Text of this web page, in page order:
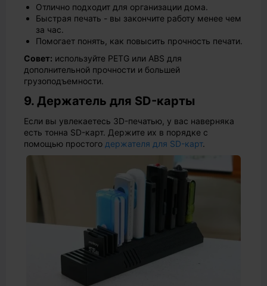
Отлично подходит для организации дома.
Быстрая печать - вы закончите работу менее чем
за час.
Помогает понять, как повысить прочность печати.
Совет: используйте PETG или ABS для
дополнительной прочности и большей
грузоподъемности.
9. Держатель для SD-карты
Если вы увлекаетесь 3D-печатью, у вас наверняка
есть тонна SD-карт. Держите их в порядке с
помощью простого держателя для SD-карт.